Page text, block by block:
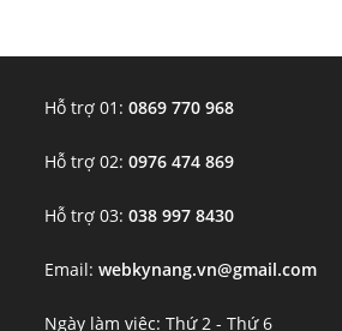
Hỗ trợ 01:0869 770 968
Hỗ trợ 02:0976 474 869
Hỗ trợ 03:038 997 8430
Email:webkynang.vn@gmail.com
Ngày làm việc: Thứ 2 - Thứ 6